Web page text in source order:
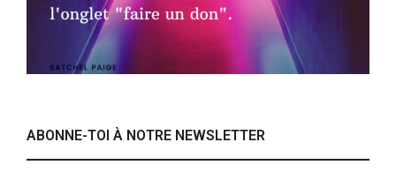
ABONNE-TOI À NOTRE NEWSLETTER